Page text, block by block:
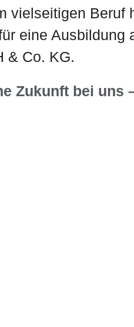
vielseitigen Beruf
eine Ausbildung
& Co. KG.
Zukunft bei uns